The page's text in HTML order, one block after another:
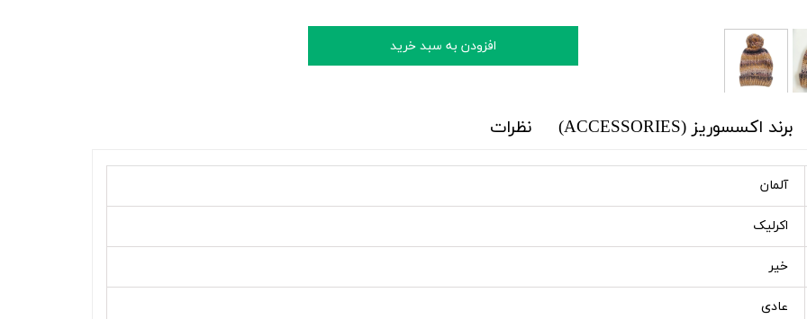
افزودن به سبد خرید
برند اکسسوریز (ACCESSORIES) نظرات
آلمان
اکرلیک
خیر
عادی